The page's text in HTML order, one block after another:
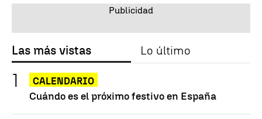
Las más vistas Lo último
CALENDARIO
Cuándo es el próximo festivo en España